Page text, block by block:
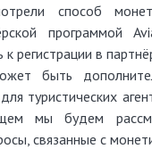
способ
программой
регистрации в
быть
туристических
мы будем
связанные с